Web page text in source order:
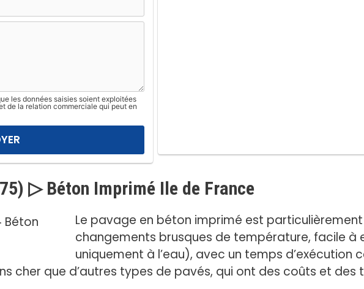
les données saisies soient exploitées
de la relation commerciale qui peut en
▷ Béton Imprimé Ile de France
Le pavage en béton imprimé est
changements brusques de température, facile à
uniquement à l’eau), avec un temps d’exécution
cher que d’autres types de pavés, qui ont des coûts et des